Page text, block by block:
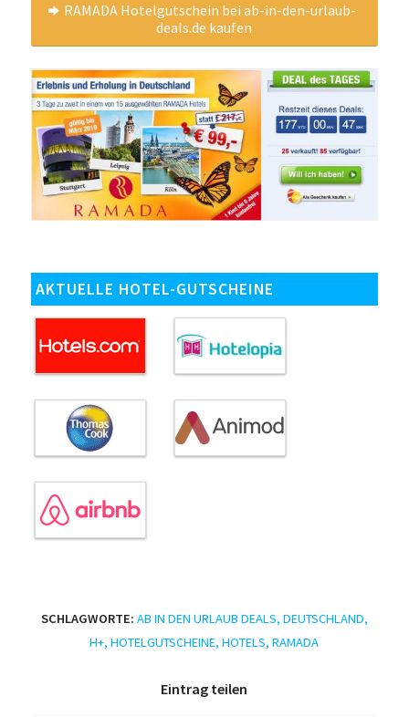
RAMADA Hotelgutschein bei ab-in-den-urlaub-
deals.de kaufen
AKTUELLE HOTEL-GUTSCHEINE
SCHLAGWORTE: AB IN DEN URLAUB DEALS, DEUTSCHLAND,
H+,HOTELGUTSCHEINE,HOTELS,RAMADA
Eintrag teilen